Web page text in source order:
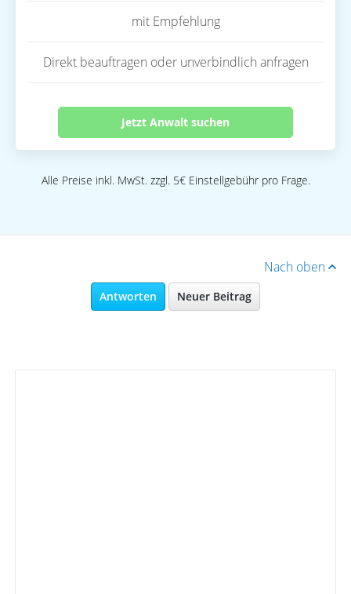
mit Empfehlung
Direkt beauftragen oder unverbindlich anfragen
Jetzt Anwalt suchen
Alle Preise inkl. MwSt. zzgl. 5€ Einstellgebühr pro Frage.
Nach oben
Antworten Neuer Beitrag